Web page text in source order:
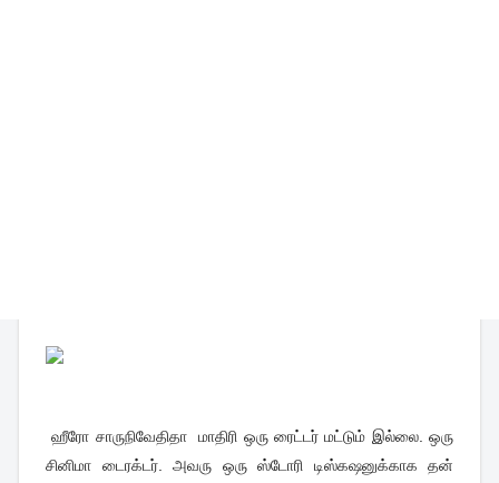
ஹீரோ சாருநிவேதிதா மாதிரி ஒரு ரைட்டர் மட்டும் இல்லை. ஒரு
சினிமா டைரக்டர். அவரு ஒரு ஸ்டோரி டிஸ்கஷனுக்காக தன்